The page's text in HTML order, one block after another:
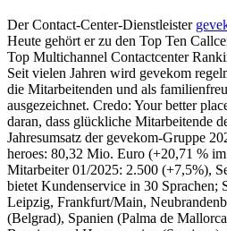
Der Contact-Center-Dienstleister
Heute gehört er zu den Top Ten
Top Multichannel Contactcenter
Seit vielen Jahren wird gevekom
die Mitarbeitenden und als
ausgezeichnet. Credo: Your better
daran, dass glückliche Mitarbeitende
Jahresumsatz der gevekom-Gruppe
heroes: 80,32 Mio. Euro (+20,71 %
Mitarbeiter 01/2025: 2.500 (+7,5%),
bietet Kundenservice in 30 Sprachen;
Leipzig, Frankfurt/Main,
(Belgrad), Spanien (Palma de